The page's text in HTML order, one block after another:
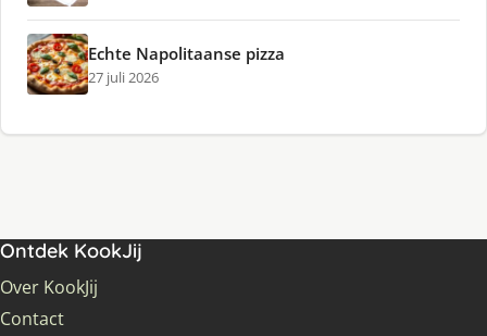
Echte Napolitaanse pizza
27 juli 2026
Ontdek KookJij
Over KookJij
Contact